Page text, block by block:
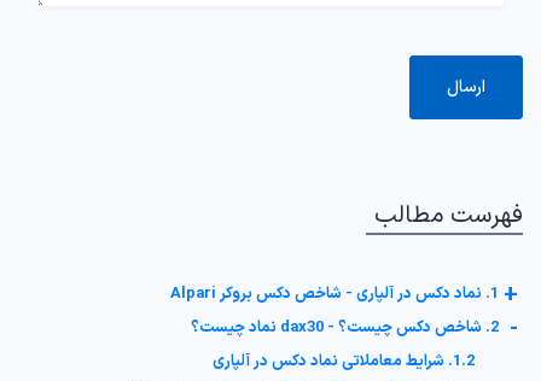
فهرست مطالب
1. نماد دکس در آلپاری - شاخص دکس بروکر Alpari +
2. شاخص دکس چیست؟ - dax30 نماد چیست؟ -
1.2. شرایط معاملاتی نماد دکس در آلپاری